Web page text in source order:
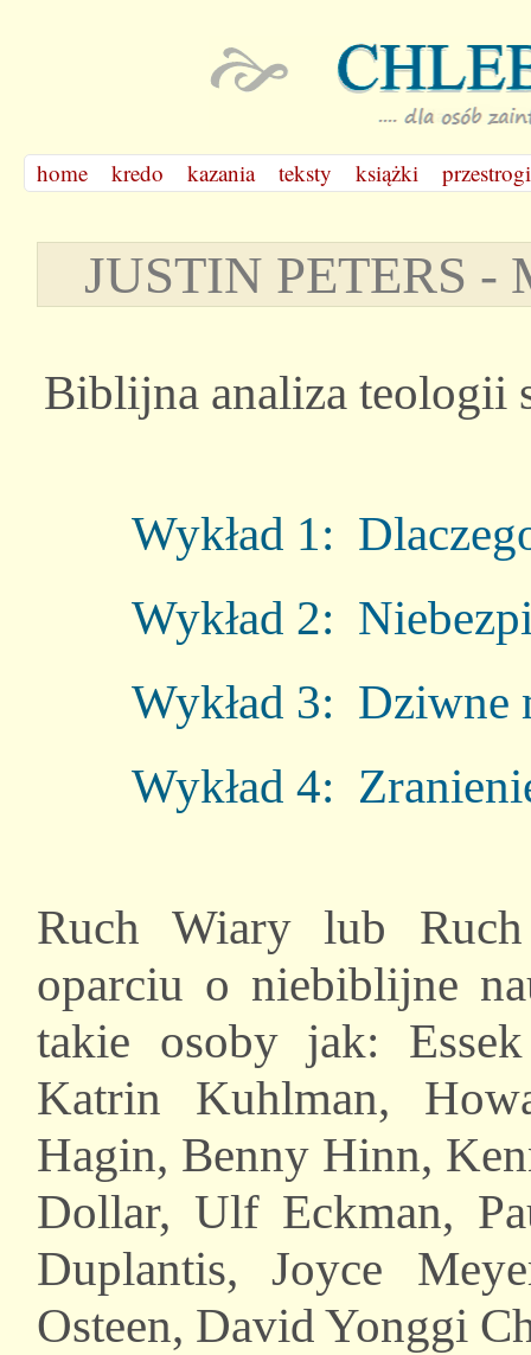
home kredo kazania teksty książki przestrogi
JUSTIN PETERS
Biblijna analiza teologii
Wykład 1:
Wykład 2:
Wykład 3: Dziwne
Wykład 4:
Ruch Wiary lub
oparciu o niebiblijne
takie osoby jak:
Katrin Kuhlman,
Hagin, Benny Hinn,
Dollar, Ulf Eckman,
Duplantis, Joyce
Osteen, David Yonggi